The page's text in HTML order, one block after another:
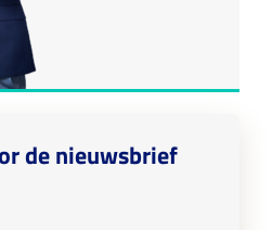
de nieuwsbrief